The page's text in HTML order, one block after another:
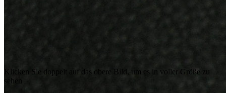
Klicken Sie doppelt auf das obere Bild, um es in voller Größe zu
sehen